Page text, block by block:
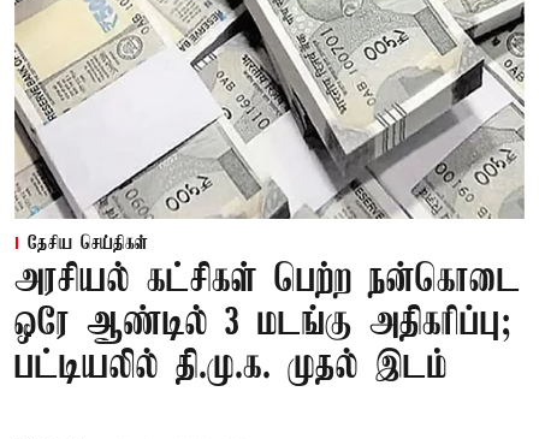
தேசிய செய்திகள்
அரசியல் கட்சிகள் பெற்ற நன்கொடை
ஒரே ஆண்டில் 3 மடங்கு அதிகரிப்பு;
பட்டியலில் தி.மு.க. முதல் இடம்